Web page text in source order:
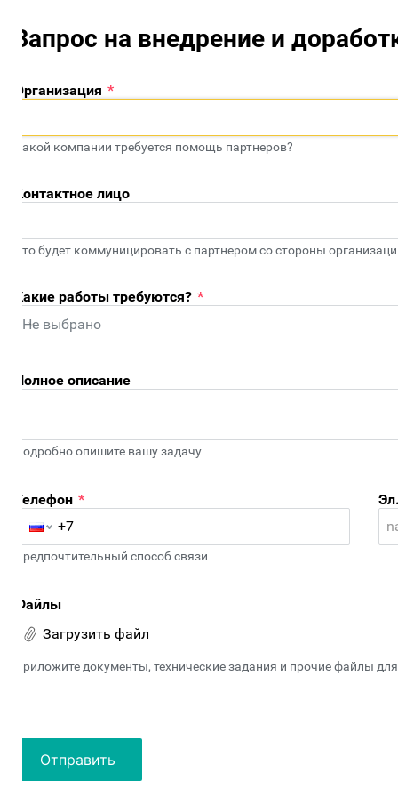
на внедрение и
*
компании требуется помощь партнеров?
лицо
будет коммуницировать с партнером со стороны организации?
работы требуются?*
описание
опишите вашу задачу
*
способ связи
Эл.
Загрузить файл
документы, технические задания и прочие файлы для
Отправить